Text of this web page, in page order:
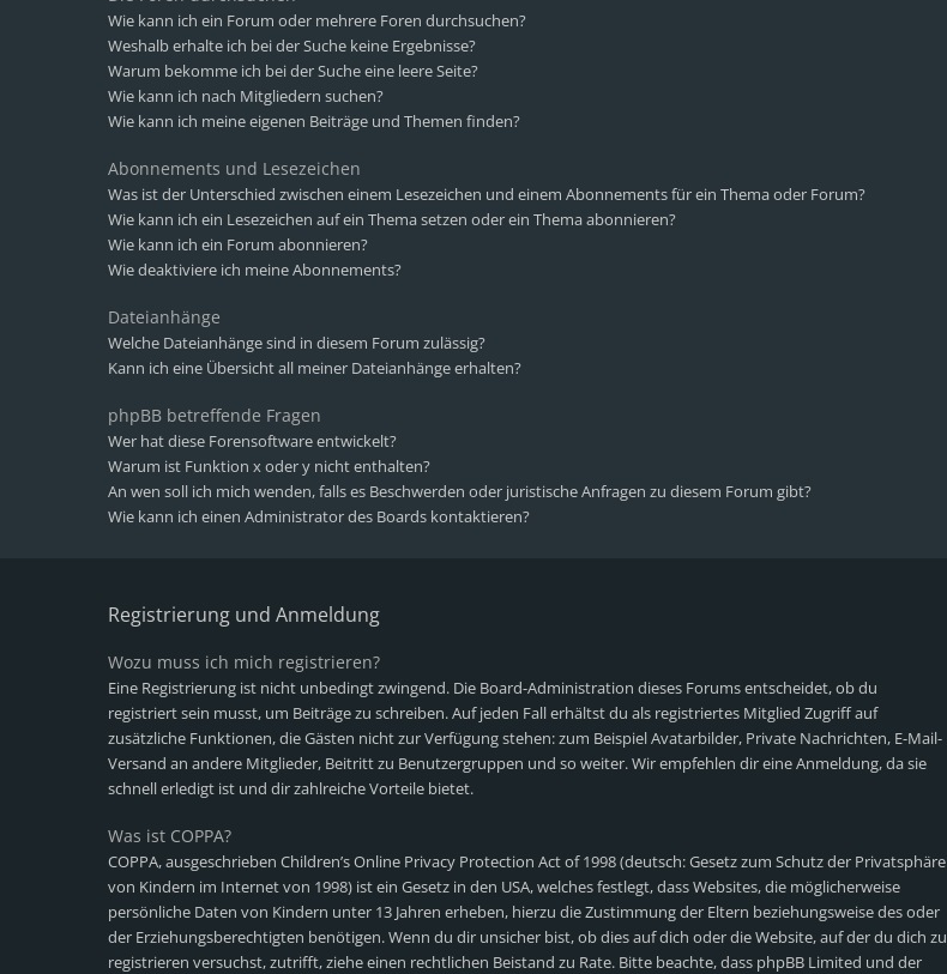
Wie kann ich ein Forum oder mehrere Foren durchsuchen?
Weshalb erhalte ich bei der Suche keine Ergebnisse?
Warum bekomme ich bei der Suche eine leere Seite?
Wie kann ich nach Mitgliedern suchen?
Wie kann ich meine eigenen Beiträge und Themen finden?
Abonnements und Lesezeichen
Was ist der Unterschied zwischen einem Lesezeichen und einem Abonnements für ein Thema oder Forum?
Wie kann ich ein Lesezeichen auf ein Thema setzen oder ein Thema abonnieren?
Wie kann ich ein Forum abonnieren?
Wie deaktiviere ich meine Abonnements?
Dateianhänge
Welche Dateianhänge sind in diesem Forum zulässig?
Kann ich eine Übersicht all meiner Dateianhänge erhalten?
phpBB betreffende Fragen
Wer hat diese Forensoftware entwickelt?
Warum ist Funktion x oder y nicht enthalten?
An wen soll ich mich wenden, falls es Beschwerden oder juristische Anfragen zu diesem Forum gibt?
Wie kann ich einen Administrator des Boards kontaktieren?
Registrierung und Anmeldung
Wozu muss ich mich registrieren?
Eine Registrierung ist nicht unbedingt zwingend. Die Board-Administration dieses Forums entscheidet, ob du
registriert sein musst, um Beiträge zu schreiben. Auf jeden Fall erhältst du als registriertes Mitglied Zugriff auf
zusätzliche Funktionen, die Gästen nicht zur Verfügung stehen: zum Beispiel Avatarbilder, Private Nachrichten, E-Mail-
Versand an andere Mitglieder, Beitritt zu Benutzergruppen und so weiter. Wir empfehlen dir eine Anmeldung, da sie
schnell erledigt ist und dir zahlreiche Vorteile bietet.
Was ist COPPA?
COPPA, ausgeschrieben Children’s Online Privacy Protection Act of 1998 (deutsch: Gesetz zum Schutz der Privatsphäre
von Kindern im Internet von 1998) ist ein Gesetz in den USA, welches festlegt, dass Websites, die möglicherweise
persönliche Daten von Kindern unter 13 Jahren erheben, hierzu die Zustimmung der Eltern beziehungsweise des oder
der Erziehungsberechtigten benötigen. Wenn du dir unsicher bist, ob dies auf dich oder die Website, auf der du dich zu
registrieren versuchst, zutrifft, ziehe einen rechtlichen Beistand zu Rate. Bitte beachte, dass phpBB Limited und der